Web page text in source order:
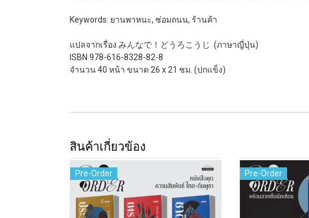
Keywords: ยานพาหนะ, ซ่อมถนน, ร้านค้า
แปลจากเรื่อง みんなで！どうろこうじ (ภาษาญี่ปุ่น)
ISBN 978-616-8328-82-8
จำนวน 40 หน้า ขนาด 26 x 21 ซม. (ปกแข็ง)
สินค้าเกี่ยวข้อง
Pre-Order Pre-Order